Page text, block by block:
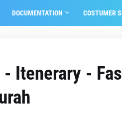
DOCUMENTATION COSTUMER
Itenerary -